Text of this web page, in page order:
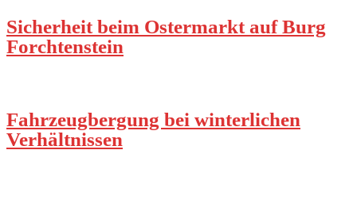
Sicherheit beim Ostermarkt auf Burg
Forchtenstein
Fahrzeugbergung bei winterlichen
Verhältnissen